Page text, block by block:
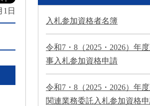
1日
入札参加資格者名簿
令和7・8（2025・2026）年
事入札参加資格申請
令和7・8（2025・2026）年
関連業務委託入札参加資格